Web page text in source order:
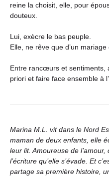
reine la choisit, elle, pour
douteux.
Lui, exècre le bas peuple.
Elle, ne rêve que d’un mariage
Entre rancœurs et sentiments,
priori et faire face ensemble à
Marina M.L. vit dans le Nord
maman de deux enfants, elle
leur lit. Amoureuse de
l’écriture qu’elle s’évade. Et
partage sa première histoire,